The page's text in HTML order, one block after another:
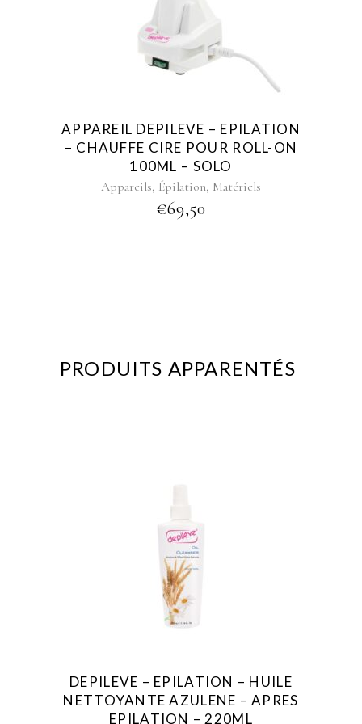
APPAREIL DEPILEVE – EPILATION
– CHAUFFE CIRE POUR ROLL-ON
100ML – SOLO
Appareils, Épilation, Matériels
€69,50
PRODUITS APPARENTÉS
This
chosen
on
DEPILEVE – EPILATION – HUILE
NETTOYANTE AZULENE – APRES
EPILATION – 220ML